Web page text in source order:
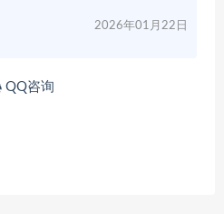
2026年01月22日
QQ咨询